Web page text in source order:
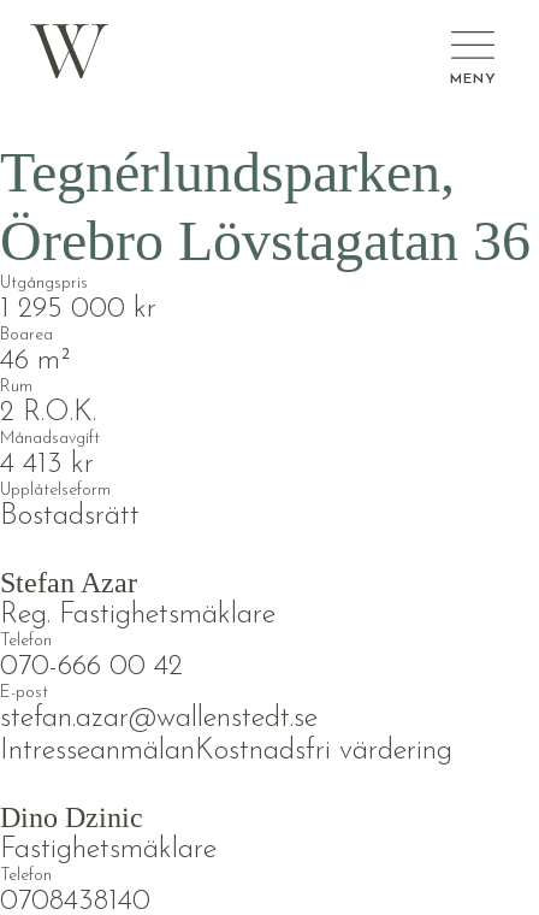
MENY
Tegnérlundsparken,
Örebro Lövstagatan 36
Utgångspris
1 295 000 kr
Boarea
46 m²
Rum
2 R.O.K.
Månadsavgift
4 413 kr
Upplåtelseform
Bostadsrätt
Stefan Azar
Reg. Fastighetsmäklare
Telefon
070-666 00 42
E-post
stefan.azar@wallenstedt.se
IntresseanmälanKostnadsfri värdering
Dino Dzinic
Fastighetsmäklare
Telefon
0708438140